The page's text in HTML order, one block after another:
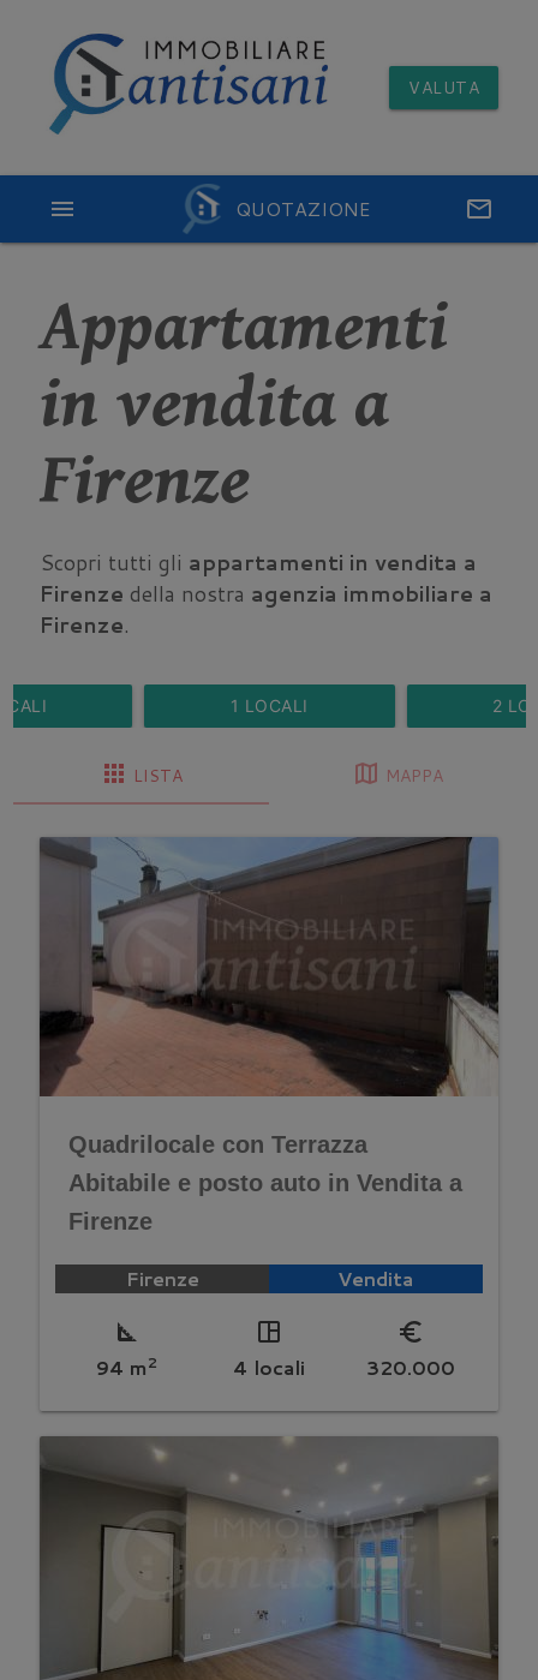
VALUTA
QUOTAZIONE email
menu
Appartamenti
in vendita a
Firenze
Scopri tutti gli appartamenti in vendita a
Firenze della nostra agenzia immobiliare a
Firenze.
1 LOCALI 2
apps LISTA map MAPPA
Quadrilocale con Terrazza
Abitabile e posto auto in Vendita a
Firenze
Firenze Vendita
square_foot
94 m2
space_dashboard
4 locali
euro_symbol
320.000